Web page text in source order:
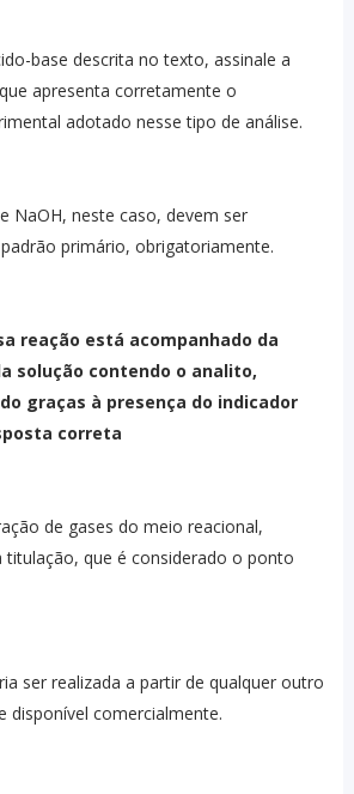
base descrita no texto, assinale a
apresenta corretamente o
adotado nesse tipo de análise.
NaOH, neste caso, devem ser
primário, obrigatoriamente.
reação está acompanhado da
solução contendo o analito,
graças à presença do indicador
correta
de gases do meio reacional,
titulação, que é considerado o ponto
ser realizada a partir de qualquer outro
disponível comercialmente.